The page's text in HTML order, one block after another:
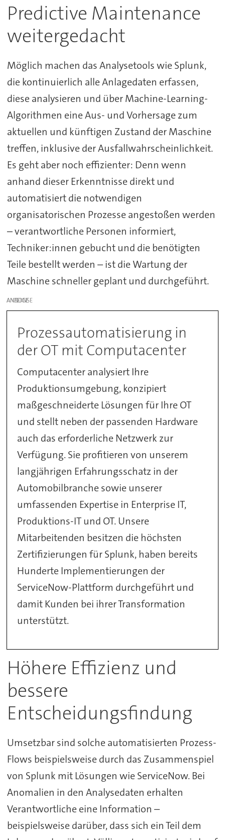
Predictive Maintenance
weitergedacht
Möglich machen das Analysetools wie Splunk,
die kontinuierlich alle Anlagedaten erfassen,
diese analysieren und über Machine-Learning-
Algorithmen eine Aus- und Vorhersage zum
aktuellen und künftigen Zustand der Maschine
treffen, inklusive der Ausfallwahrscheinlichkeit.
Es geht aber noch effizienter: Denn wenn
anhand dieser Erkenntnisse direkt und
automatisiert die notwendigen
organisatorischen Prozesse angestoßen werden
– verantwortliche Personen informiert,
Techniker:innen gebucht und die benötigten
Teile bestellt werden – ist die Wartung der
Maschine schneller geplant und durchgeführt.
ANZEIGE
Prozessautomatisierung in
der OT mit Computacenter
Computacenter analysiert Ihre
Produktionsumgebung, konzipiert
maßgeschneiderte Lösungen für Ihre OT
und stellt neben der passenden Hardware
auch das erforderliche Netzwerk zur
Verfügung. Sie profitieren von unserem
langjährigen Erfahrungsschatz in der
Automobilbranche sowie unserer
umfassenden Expertise in Enterprise IT,
Produktions-IT und OT. Unsere
Mitarbeitenden besitzen die höchsten
Zertifizierungen für Splunk, haben bereits
Hunderte Implementierungen der
ServiceNow-Plattform durchgeführt und
damit Kunden bei ihrer Transformation
unterstützt.
Höhere Effizienz und
bessere
Entscheidungsfindung
Umsetzbar sind solche automatisierten Prozess-
Flows beispielsweise durch das Zusammenspiel
von Splunk mit Lösungen wie ServiceNow. Bei
Anomalien in den Analysedaten erhalten
Verantwortliche eine Information –
beispielsweise darüber, dass sich ein Teil dem